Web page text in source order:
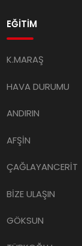
EĞİTİM
K.MARAŞ
HAVA DURUMU
ANDIRIN
AFŞİN
ÇAĞLAYANCERİT
BİZE ULAŞIN
GÖKSUN